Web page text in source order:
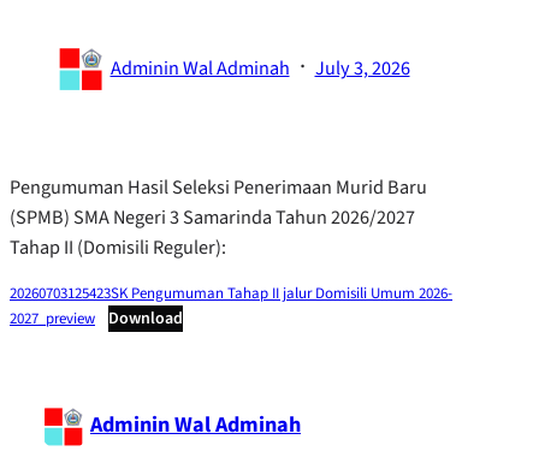
Adminin Wal Adminah · July 3, 2026
Pengumuman Hasil Seleksi Penerimaan Murid Baru
(SPMB) SMA Negeri 3 Samarinda Tahun 2026/2027
Tahap II (Domisili Reguler):
20260703125423SK Pengumuman Tahap II jalur Domisili Umum 2026-
2027_preview
Download
Adminin Wal Adminah